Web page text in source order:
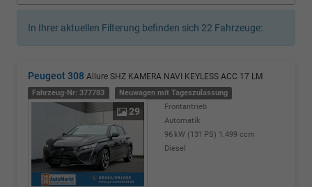
In Ihrer aktuellen Filterung befinden sich 22 Fahrzeuge:
Peugeot 308 Allure SHZ KAMERA NAVI KEYLESS ACC 17 LM
Fahrzeug-Nr: 377783 Neuwagen mit Tageszulassung
29
Frontantrieb
Automatik
96 kW (131 PS) 1.499 ccm
Diesel